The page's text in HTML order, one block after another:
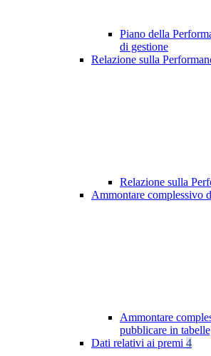
Piano della
di gestione
Relazione sulla
Relazione sulla
Ammontare complessivo
Ammontare
pubblicare in
Dati relativi ai premi 4